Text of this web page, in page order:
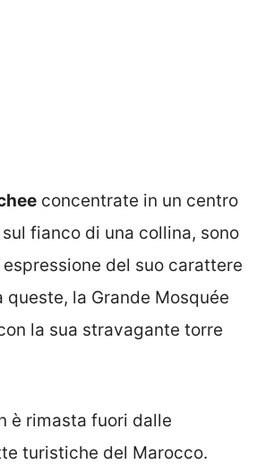
concentrate in un centro
fianco di una collina, sono
del suo carattere
queste, la Grande Mosquée
la sua stravagante torre
è rimasta fuori dalle
turistiche del Marocco.